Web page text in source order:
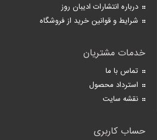
درباره انتشارات ادیبان روز
شرایط و قوانین خرید از فروشگاه
خدمات مشتریان
تماس با ما
استرداد محصول
نقشه سایت
حساب کاربری